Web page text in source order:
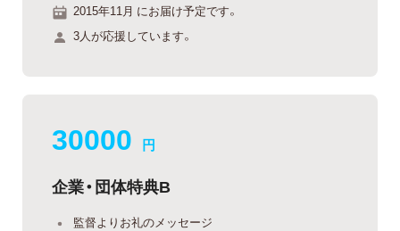
2015年11月 にお届け予定です。
3人が応援しています。
30000 円
企業・団体特典B
監督よりお礼のメッセージ